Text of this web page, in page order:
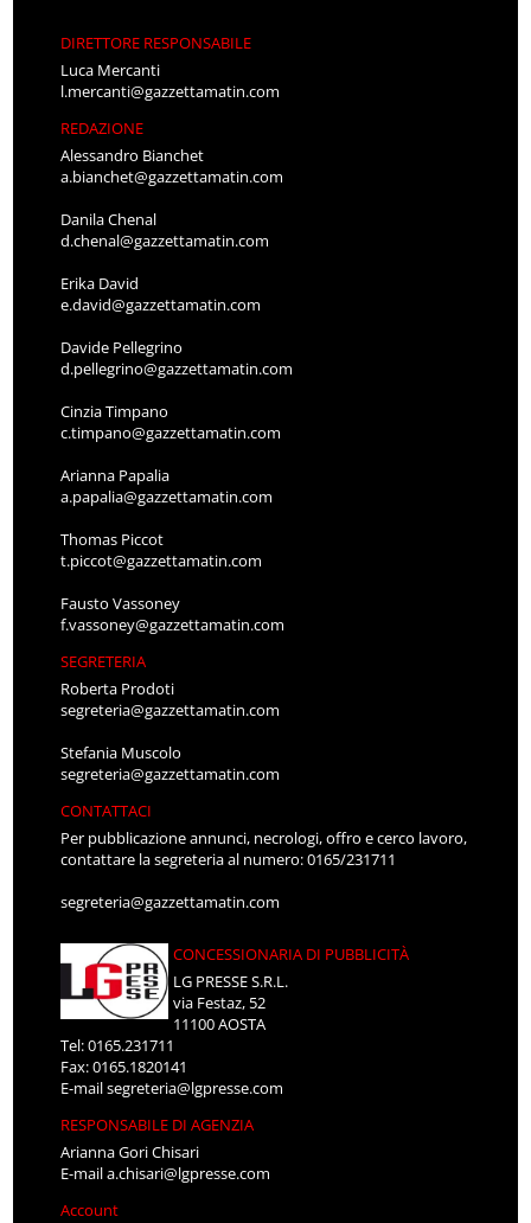
DIRETTORE RESPONSABILE
Luca Mercanti
l.mercanti@gazzettamatin.com
REDAZIONE
Alessandro Bianchet
a.bianchet@gazzettamatin.com
Danila Chenal
d.chenal@gazzettamatin.com
Erika David
e.david@gazzettamatin.com
Davide Pellegrino
d.pellegrino@gazzettamatin.com
Cinzia Timpano
c.timpano@gazzettamatin.com
Arianna Papalia
a.papalia@gazzettamatin.com
Thomas Piccot
t.piccot@gazzettamatin.com
Fausto Vassoney
f.vassoney@gazzettamatin.com
SEGRETERIA
Roberta Prodoti
segreteria@gazzettamatin.com
Stefania Muscolo
segreteria@gazzettamatin.com
CONTATTACI
Per pubblicazione annunci, necrologi, offro e cerco lavoro,
contattare la segreteria al numero: 0165/231711
segreteria@gazzettamatin.com
CONCESSIONARIA DI PUBBLICITÀ
LG PRESSE S.R.L.
via Festaz, 52
11100 AOSTA
Tel: 0165.231711
Fax: 0165.1820141
E-mailsegreteria@lgpresse.com
RESPONSABILE DI AGENZIA
Arianna Gori Chisari
E-maila.chisari@lgpresse.com
Account